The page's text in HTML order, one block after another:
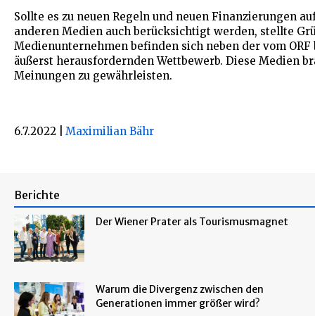
Sollte es zu neuen Regeln und neuen Finanzierungen
anderen Medien auch berücksichtigt werden, stellte
Medienunternehmen befinden sich neben der vom
äußerst herausfordernden Wettbewerb. Diese Medien
Meinungen zu gewährleisten.
6.7.2022 Maximilian Bähr
Berichte
Der Wiener Prater als Tourismusmagnet
Warum die Divergenz zwischen den
Generationen immer größer wird?